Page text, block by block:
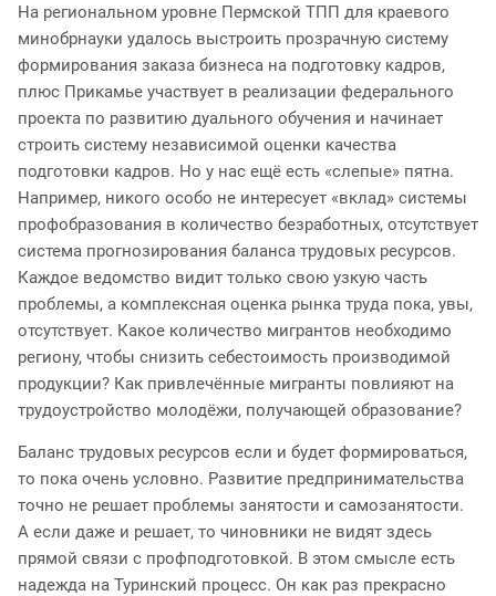
На региональном уровне Пермской ТПП для краевого
минобрнауки удалось выстроить прозрачную систему
формирования заказа бизнеса на подготовку кадров,
плюс Прикамье участвует в реализации федерального
проекта по развитию дуального обучения и начинает
строить систему независимой оценки качества
подготовки кадров. Но у нас ещё есть «слепые» пятна.
Например, никого особо не интересует «вклад» системы
профобразования в количество безработных, отсутствует
система прогнозирования баланса трудовых ресурсов.
Каждое ведомство видит только свою узкую часть
проблемы, а комплексная оценка рынка труда пока, увы,
отсутствует. Какое количество мигрантов необходимо
региону, чтобы снизить себестоимость производимой
продукции? Как привлечённые мигранты повлияют на
трудоустройство молодёжи, получающей образование?
Баланс трудовых ресурсов если и будет формироваться,
то пока очень условно. Развитие предпринимательства
точно не решает проблемы занятости и самозанятости.
А если даже и решает, то чиновники не видят здесь
прямой связи с профподготовкой. В этом смысле есть
надежда на Туринский процесс. Он как раз прекрасно